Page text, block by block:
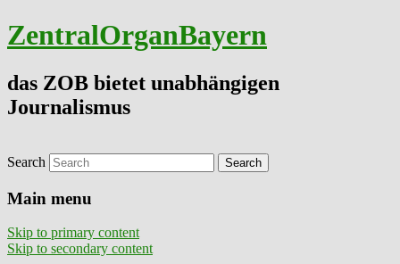
ZentralOrganBayern
das ZOB bietet unabhängigen
Journalismus
Search
Main menu
Skip to primary content
Skip to secondary content